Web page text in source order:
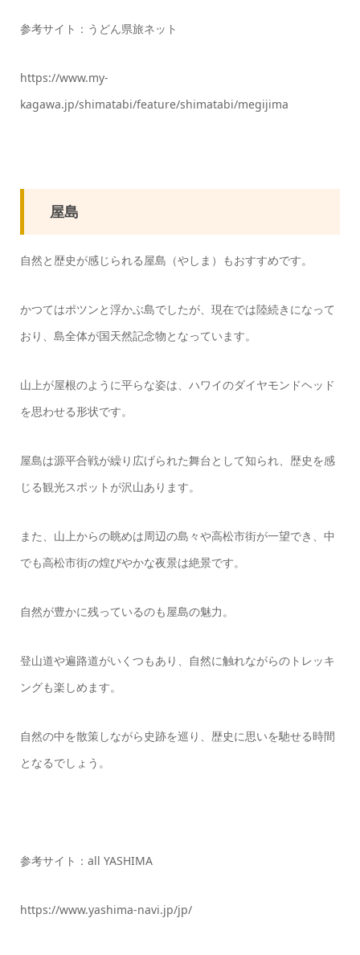
参考サイト：うどん県旅ネット
https://www.my-
kagawa.jp/shimatabi/feature/shimatabi/megijima
屋島
自然と歴史が感じられる屋島（やしま）もおすすめです。
かつてはポツンと浮かぶ島でしたが、現在では陸続きになって
おり、島全体が国天然記念物となっています。
山上が屋根のように平らな姿は、ハワイのダイヤモンドヘッド
を思わせる形状です。
屋島は源平合戦が繰り広げられた舞台として知られ、歴史を感
じる観光スポットが沢山あります。
また、山上からの眺めは周辺の島々や高松市街が一望でき、中
でも高松市街の煌びやかな夜景は絶景です。
自然が豊かに残っているのも屋島の魅力。
登山道や遍路道がいくつもあり、自然に触れながらのトレッキ
ングも楽しめます。
自然の中を散策しながら史跡を巡り、歴史に思いを馳せる時間
となるでしょう。
参考サイト：all YASHIMA
https://www.yashima-navi.jp/jp/